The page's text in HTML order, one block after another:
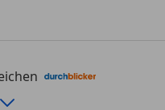
von durchblicker.at